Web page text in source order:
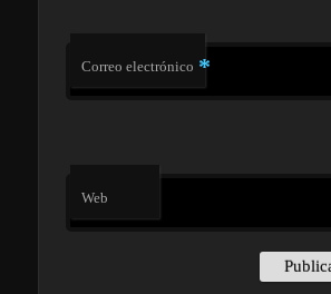
Correo electrónico *
Web